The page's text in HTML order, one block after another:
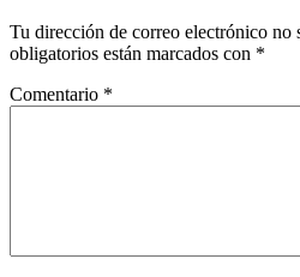
Tu dirección de correo electrónico no
obligatorios están marcados con *
Comentario *